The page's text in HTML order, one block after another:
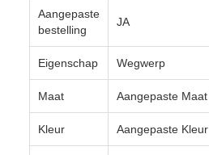
Aangepaste
bestelling
JA
Eigenschap Wegwerp
Maat Aangepaste
Kleur Aangepaste Kleur